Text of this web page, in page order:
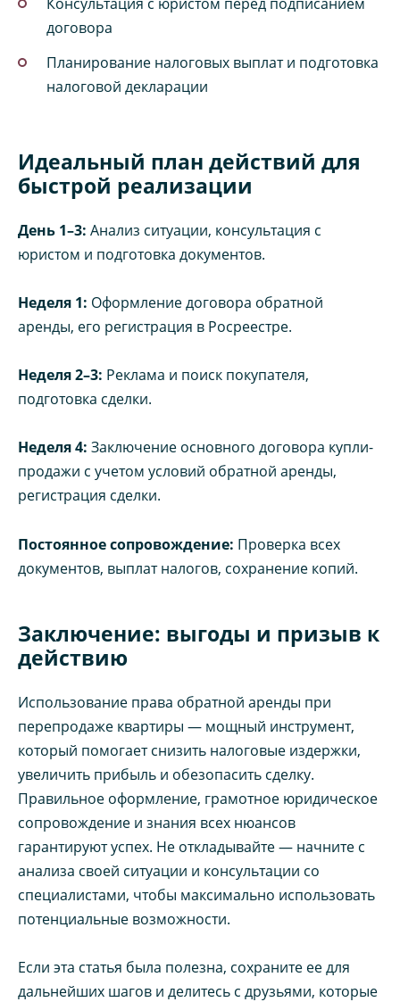
Консультация с юристом перед подписанием
договора
Планирование налоговых выплат и подготовка
налоговой декларации
Идеальный план действий для
быстрой реализации
День 1–3: Анализ ситуации, консультация с
юристом и подготовка документов.
Неделя 1: Оформление договора обратной
аренды, его регистрация в Росреестре.
Неделя 2–3: Реклама и поиск покупателя,
подготовка сделки.
Неделя 4: Заключение основного договора купли-
продажи с учетом условий обратной аренды,
регистрация сделки.
Постоянное сопровождение: Проверка всех
документов, выплат налогов, сохранение копий.
Заключение: выгоды и призыв к
действию
Использование права обратной аренды при
перепродаже квартиры — мощный инструмент,
который помогает снизить налоговые издержки,
увеличить прибыль и обезопасить сделку.
Правильное оформление, грамотное юридическое
сопровождение и знания всех нюансов
гарантируют успех. Не откладывайте — начните с
анализа своей ситуации и консультации со
специалистами, чтобы максимально использовать
потенциальные возможности.
Если эта статья была полезна, сохраните ее для
дальнейших шагов и делитесь с друзьями, которые